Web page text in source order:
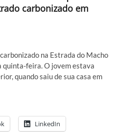
carbonizado em
na Estrada do Macho
quinta-feira. O jovem estava
quando saiu de sua casa em
LinkedIn